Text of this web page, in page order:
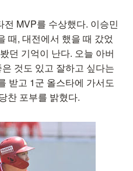
MVP를 수상했다. 이승민
때, 대전에서 했을 때 갔었
던 기억이 난다. 오늘 아버
것도 있고 잘하고 싶다는
받고 1군 올스타에 가서도
찬 포부를 밝혔다.